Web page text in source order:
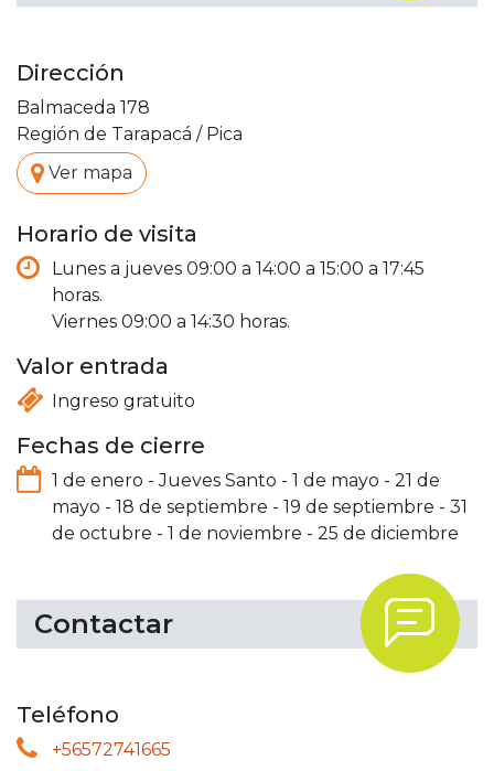
Dirección
Balmaceda 178
Región de Tarapacá / Pica
. Ver mapa
Horario de visita
Lunes a jueves 09:00 a 14:00 a 15:00 a 17:45
horas.
Viernes 09:00 a 14:30 horas.
Valor entrada
Ingreso gratuito
Fechas de cierre
1 de enero -Jueves Santo - 1 de mayo - 21 de
mayo - 18 de septiembre - 19 de septiembre - 31
de octubre - 1 de noviembre - 25 de diciembre
Contactar .
Teléfono
+56572741665